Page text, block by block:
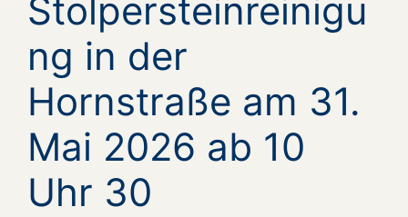
Stolpersteinreinigu
ng in der
Hornstraße am 31.
Mai 2026 ab 10
Uhr 30